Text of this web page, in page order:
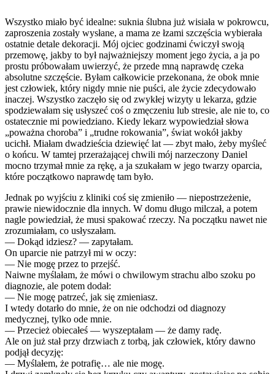
Wszystko miało być idealne: suknia ślubna już wisiała w pokrowcu,
zaproszenia zostały wysłane, a mama ze łzami szczęścia wybierała
ostatnie detale dekoracji. Mój ojciec godzinami ćwiczył swoją
przemowę, jakby to był najważniejszy moment jego życia, a ja po
prostu próbowałam uwierzyć, że przede mną naprawdę czeka
absolutne szczęście. Byłam całkowicie przekonana, że obok mnie
jest człowiek, który nigdy mnie nie puści, ale życie zdecydowało
inaczej. Wszystko zaczęło się od zwykłej wizyty u lekarza, gdzie
spodziewałam się usłyszeć coś o zmęczeniu lub stresie, ale nie to, co
ostatecznie mi powiedziano. Kiedy lekarz wypowiedział słowa
„poważna choroba” i „trudne rokowania”, świat wokół jakby
ucichł. Miałam dwadzieścia dziewięć lat — zbyt mało, żeby myśleć
o końcu. W tamtej przerażającej chwili mój narzeczony Daniel
mocno trzymał mnie za rękę, a ja szukałam w jego twarzy oparcia,
które początkowo naprawdę tam było.
Jednak po wyjściu z kliniki coś się zmieniło — niepostrzeżenie,
prawie niewidocznie dla innych. W domu długo milczał, a potem
nagle powiedział, że musi spakować rzeczy. Na początku nawet nie
zrozumiałam, co usłyszałam.
— Dokąd idziesz? — zapytałam.
On uparcie nie patrzył mi w oczy:
— Nie mogę przez to przejść.
Naiwne myślałam, że mówi o chwilowym strachu albo szoku po
diagnozie, ale potem dodał:
— Nie mogę patrzeć, jak się zmieniasz.
I wtedy dotarło do mnie, że on nie odchodzi od diagnozy
medycznej, tylko ode mnie.
— Przecież obiecałeś — wyszeptałam — że damy radę.
Ale on już stał przy drzwiach z torbą, jak człowiek, który dawno
podjął decyzję:
— Myślałem, że potrafię… ale nie mogę.